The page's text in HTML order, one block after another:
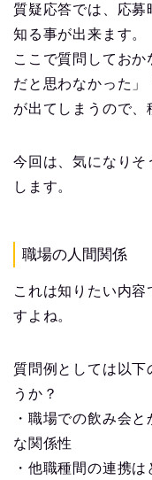
質疑応答では、応
知る事が出来ます。
ここで質問してお
だと思わなかった
が出てしまうので、
今回は、気になりそ
します。
職場の人間関係
これは知りたい内
すよね。
質問例としては以下
うか？
・職場での飲み会
な関係性
・他職種間の連携